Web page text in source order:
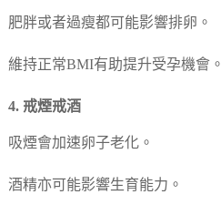
肥胖或者過瘦都可能影響排卵。
維持正常BMI有助提升受孕機會。
4. 戒煙戒酒
吸煙會加速卵子老化。
酒精亦可能影響生育能力。